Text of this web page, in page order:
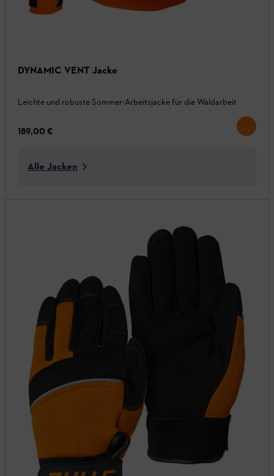
DYNAMIC VENT Jacke
Leichte und robuste Sommer-Arbeitsjacke für die Waldarbeit
189,00 €
Alle Jacken